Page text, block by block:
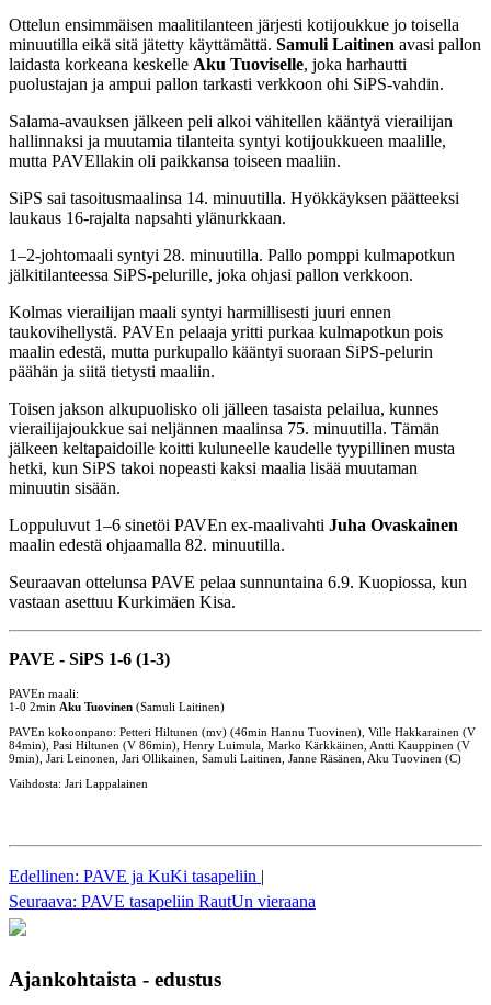
Ottelun ensimmäisen maalitilanteen järjesti kotijoukkue jo toisella
minuutilla eikä sitä jätetty käyttämättä. Samuli Laitinen avasi pallon
laidasta korkeana keskelle Aku Tuoviselle, joka harhautti
puolustajan ja ampui pallon tarkasti verkkoon ohi SiPS-vahdin.
Salama-avauksen jälkeen peli alkoi vähitellen kääntyä vierailijan
hallinnaksi ja muutamia tilanteita syntyi kotijoukkueen maalille,
mutta PAVEllakin oli paikkansa toiseen maaliin.
SiPS sai tasoitusmaalinsa 14. minuutilla. Hyökkäyksen päätteeksi
laukaus 16-rajalta napsahti ylänurkkaan.
1–2-johtomaali syntyi 28. minuutilla. Pallo pomppi kulmapotkun
jälkitilanteessa SiPS-pelurille, joka ohjasi pallon verkkoon.
Kolmas vierailijan maali syntyi harmillisesti juuri ennen
taukovihellystä. PAVEn pelaaja yritti purkaa kulmapotkun pois
maalin edestä, mutta purkupallo kääntyi suoraan SiPS-pelurin
päähän ja siitä tietysti maaliin.
Toisen jakson alkupuolisko oli jälleen tasaista pelailua, kunnes
vierailijajoukkue sai neljännen maalinsa 75. minuutilla. Tämän
jälkeen keltapaidoille koitti kuluneelle kaudelle tyypillinen musta
hetki, kun SiPS takoi nopeasti kaksi maalia lisää muutaman
minuutin sisään.
Loppuluvut 1–6 sinetöi PAVEn ex-maalivahti Juha Ovaskainen
maalin edestä ohjaamalla 82. minuutilla.
Seuraavan ottelunsa PAVE pelaa sunnuntaina 6.9. Kuopiossa, kun
vastaan asettuu Kurkimäen Kisa.
PAVE - SiPS 1-6 (1-3)
PAVEn maali:
1-0 2min Aku Tuovinen (Samuli Laitinen)
PAVEn kokoonpano: Petteri Hiltunen (mv) (46min Hannu Tuovinen), Ville Hakkarainen (V
84min), Pasi Hiltunen (V 86min), Henry Luimula, Marko Kärkkäinen, Antti Kauppinen (V
9min), Jari Leinonen, Jari Ollikainen, Samuli Laitinen, Janne Räsänen, Aku Tuovinen (C)
Vaihdosta: Jari Lappalainen
Edellinen: PAVE ja KuKi tasapeliin |
Seuraava: PAVE tasapeliin RautUn vieraana
Ajankohtaista - edustus